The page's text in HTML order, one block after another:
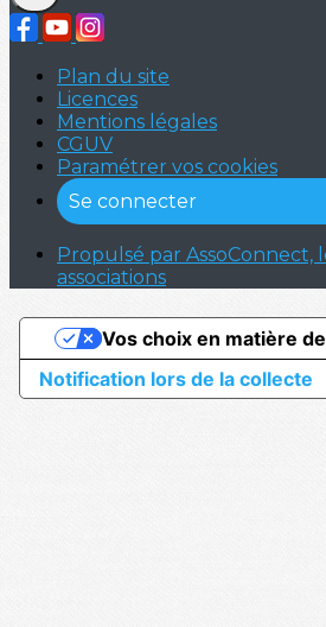
Plan du site
Licences
Mentions légales
CGUV
Paramétrer vos cookies
Se connecter
Propulsé par AssoConnect,
associations
Notification lors de la collecte
Vos choix en matière